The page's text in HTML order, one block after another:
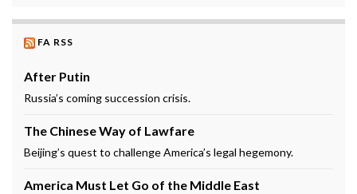
FA RSS
After Putin
Russia’s coming succession crisis.
The Chinese Way of Lawfare
Beijing’s quest to challenge America’s legal hegemony.
America Must Let Go of the Middle East